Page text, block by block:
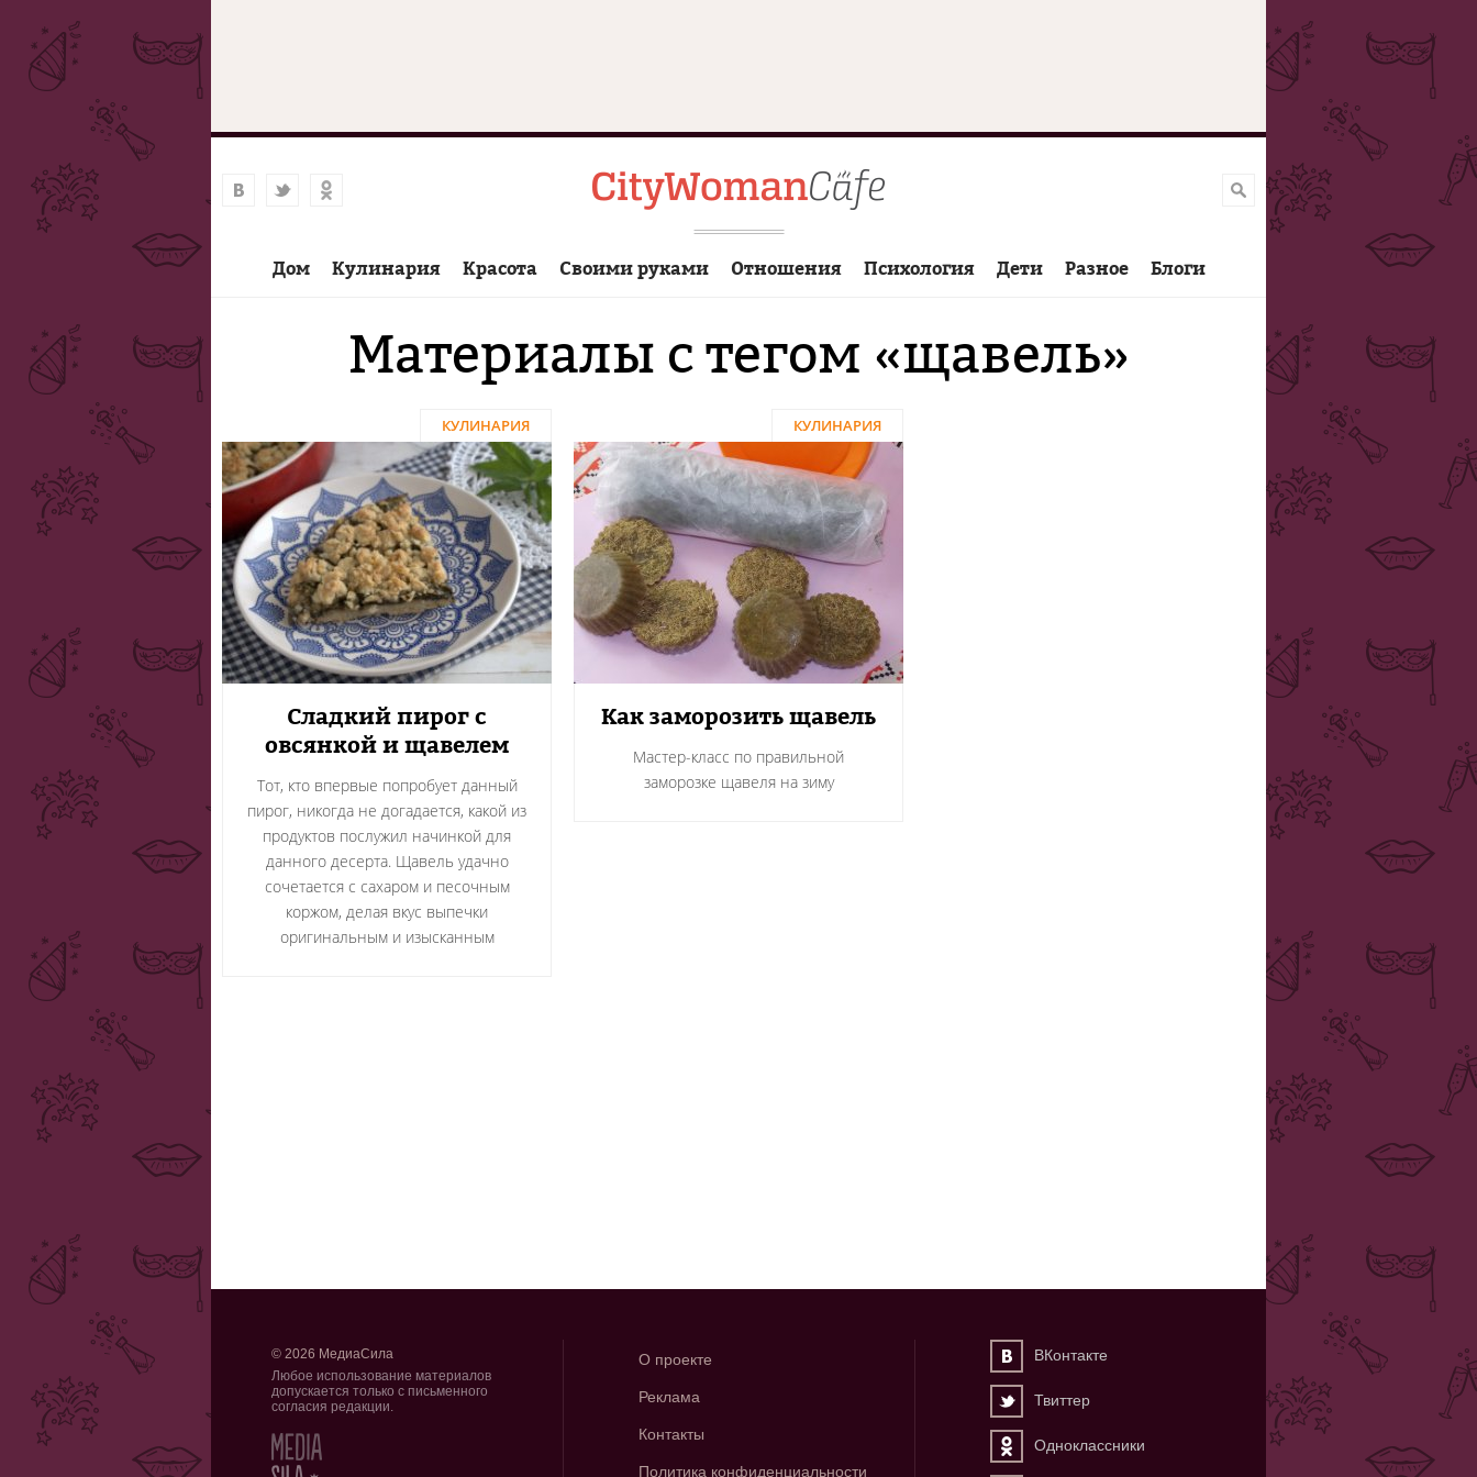
Дом Кулинария Красота Своими руками Отношения Психология Дети Разное Блоги
Материалы с тегом «щавель»
КУЛИНАРИЯ
Сладкий пирог с
овсянкой и щавелем
Тот, кто впервые попробует данный
пирог, никогда не догадается, какой из
продуктов послужил начинкой для
данного десерта. Щавель удачно
сочетается с сахаром и песочным
коржом, делая вкус выпечки
оригинальным и изысканным
КУЛИНАРИЯ
Как заморозить щавель
Мастер-класс по правильной
заморозке щавеля на зиму
© 2026 МедиаСила
Любое использование материалов
допускается только с письменного
согласия редакции.
О проекте
Реклама
Контакты
Политика конфиденциальности
ВКонтакте
Твиттер
Одноклассники